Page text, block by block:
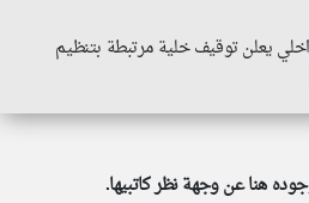
يعلن توقيف خلية مرتبطة بتنظيم
هنا عن وجهة نظر كاتبيها.